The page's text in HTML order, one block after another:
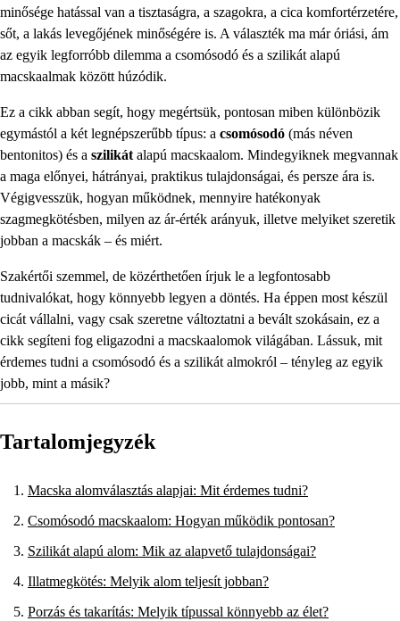
minősége hatással van a tisztaságra, a szagokra, a cica komfortérzetére,
sőt, a lakás levegőjének minőségére is. A választék ma már óriási, ám
az egyik legforróbb dilemma a csomósodó és a szilikát alapú
macskaalmak között húzódik.
Ez a cikk abban segít, hogy megértsük, pontosan miben különbözik
egymástól a két legnépszerűbb típus: a csomósodó (más néven
bentonitos) és a szilikátalapú macskaalom. Mindegyiknek megvannak
a maga előnyei, hátrányai, praktikus tulajdonságai, és persze ára is.
Végigvesszük, hogyan működnek, mennyire hatékonyak
szagmegkötésben, milyen az ár-érték arányuk, illetve melyiket szeretik
jobban a macskák – és miért.
Szakértői szemmel, de közérthetően írjuk le a legfontosabb
tudnivalókat, hogy könnyebb legyen a döntés. Ha éppen most készül
cicát vállalni, vagy csak szeretne változtatni a bevált szokásain, ez a
cikk segíteni fog eligazodni a macskaalomok világában. Lássuk, mit
érdemes tudni a csomósodó és a szilikát almokról – tényleg az egyik
jobb, mint a másik?
Tartalomjegyzék
Macska alomválasztás alapjai: Mit érdemes tudni?
Csomósodó macskaalom: Hogyan működik pontosan?
Szilikát alapú alom: Mik az alapvető tulajdonságai?
Illatmegkötés: Melyik alom teljesít jobban?
Porzás és takarítás: Melyik típussal könnyebb az élet?